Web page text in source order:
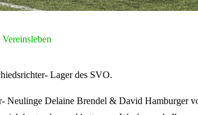
Vereinsleben
Lager des SVO.
Neulinge Delaine Brendel & David Hamburger